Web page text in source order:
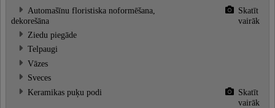
Automašīnu floristiska noformēšana,
dekorešāna
Skatīt
vairāk
Ziedu piegāde
Telpaugi
Vāzes
Sveces
Keramikas puķu podi
Skatīt
vairāk